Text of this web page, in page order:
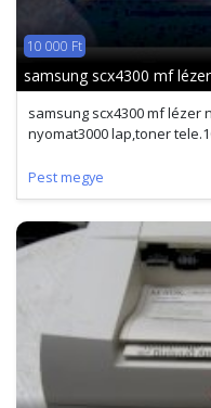
10 000 Ft
samsung scx4300 mf
samsung scx4300 mf lézer
nyomat3000 lap,toner
Pest megye